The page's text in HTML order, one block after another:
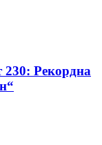
230: Рекордна